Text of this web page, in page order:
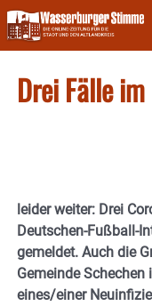
Skip
to
content
Drei Fälle
leider weiter: Drei
Deutschen-Fußball-
gemeldet. Auch die
Gemeinde
eines/einer